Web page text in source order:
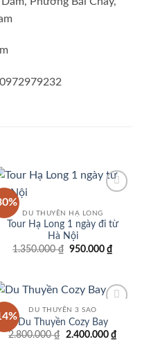
0972979232
₫.
wishlist
DU THUYỀN HẠ LONG
Tour Hạ Long 1 ngày đi từ
Hà Nội
1.350.000₫ Giá
950.000₫
wishlist
DU THUYỀN 3 SAO
Du Thuyền Cozy Bay
2.800.000₫
Giá
2.400.000 ₫Giá